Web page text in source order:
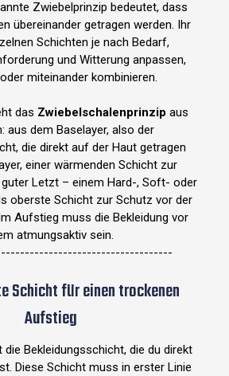
Zwiebelprinzip bedeutet, dass
übereinander getragen werden. Ihr
Schichten je nach Bedarf,
und Witterung anpassen,
miteinander kombinieren.
das Zwiebelschalenprinzip aus
aus dem Baselayer, also der
die direkt auf der Haut getragen
einer wärmenden Schicht zur
Letzt – einem Hard-, Soft- oder
oberste Schicht zur Schutz vor der
Aufstieg muss die Bekleidung vor
atmungsaktiv sein.
Schicht für einen trockenen
Aufstieg
Bekleidungsschicht, die du direkt
Diese Schicht muss in erster Linie